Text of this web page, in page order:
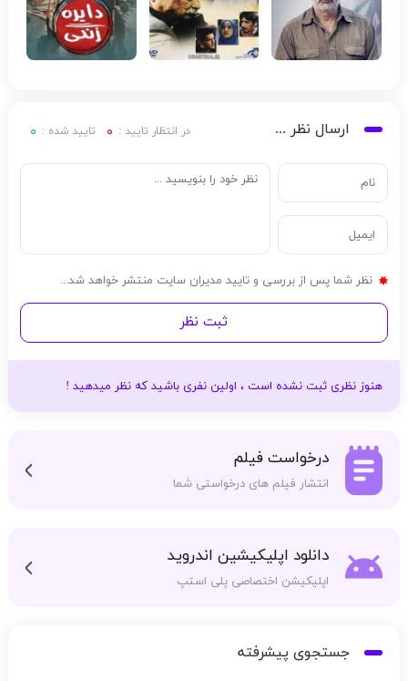
ارسال نظر ... در انتظار تایید : ۰ تایید شده : ۰
نظر شما پس از بررسی و تایید مدیران سایت منتشر خواهد شد...
ثبت نظر
هنوز نظری ثبت نشده است ، اولین نفری باشید که نظر میدهید !
درخواست فیلم
انتشار فیلم های درخواستی شما
دانلود اپلیکیشین اندروید
اپلیکیشن اختصاصی پلی استپ
جستجوی پیشرفته